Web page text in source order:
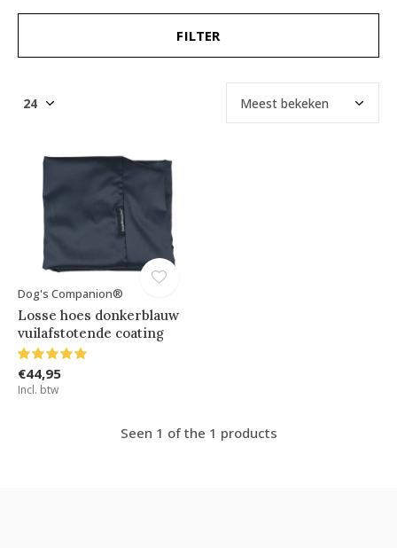
FILTER
Dog's Companion®
Losse hoes donkerblauw
vuilafstotende coating
€44,95
Incl. btw
Seen 1 of the 1 products